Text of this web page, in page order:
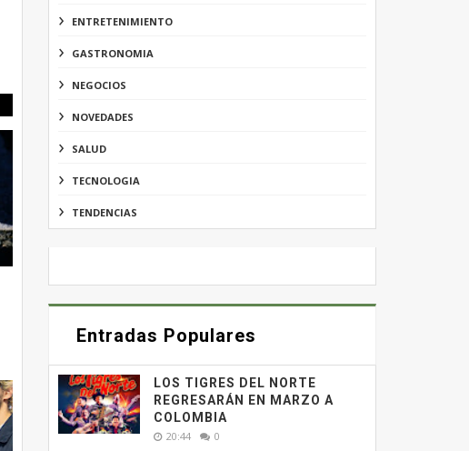
ENTRETENIMIENTO
GASTRONOMIA
NEGOCIOS
NOVEDADES
SALUD
TECNOLOGIA
TENDENCIAS
Entradas Populares
LOS TIGRES DEL NORTE
REGRESARÁN EN MARZO A
COLOMBIA
20:44 0